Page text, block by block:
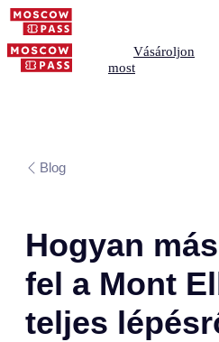
Vásároljon
most
Blog
Hogyan
fel a Mont
teljes